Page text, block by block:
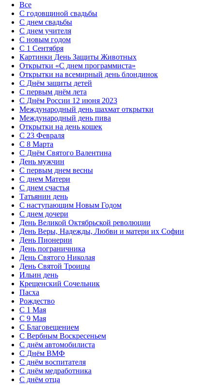
Все
С годовщиной свадьбы
С днем свадьбы
С днем учителя
С новым годом
С 1 Сентября
Картинки День Защиты Животных
Открытки «‎С днем программиста»‎
Открытки на всемирный день блондинок
С Днём защиты детей
С первым днём лета
С Днём России 12 июня 2023
Международный день шахмат открытки
Международный день пива
Открытки на день кошек
С 23 Февраля
С 8 Марта
С Днём Святого Валентина
День мужчин
С первым днем весны
С днем Матери
C днем счастья
Татьянин день
C наступающим Новым Годом
C днем дочери
День Великой Октябрьской революции
День Веры, Надежды, Любви и матери их Софии
День Пионерии
День пограничника
День Святого Николая
День Святой Троицы
Ильин день
Крещенский Сочельник
Пасха
Рождество
С 1 Мая
С 9 Мая
С Благовещением
С Вербным Воскресеньем
С днём автомобилиста
С Днём ВМФ
С днём воспитателя
С днём медработника
С днём отца